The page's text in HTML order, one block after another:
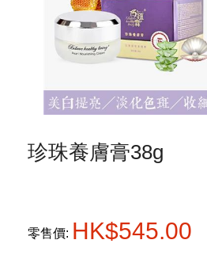
珍珠養膚膏38g
零售價: HK$545.00